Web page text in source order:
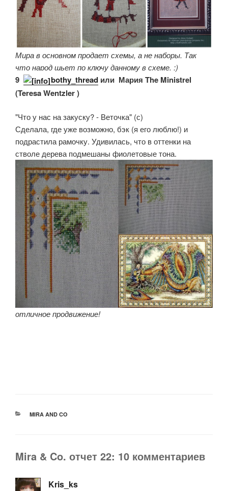
Мира в основном продает схемы, а не наборы. Так
что народ шьет по ключу данному в схеме. :)
9. bothy_thread или Мария The Ministrel
(Teresa Wentzler )
"Что у нас на закуску? - Веточка" (с)
Сделала, где уже возможно, бэк (я его люблю!) и
подрастила рамочку. Удивилась, что в оттенки на
стволе дерева подмешаны фиолетовые тона.
отличное продвижение!
РУБРИКИ
MIRA AND CO
Mira & Co. отчет 22: 10 комментариев
Kris_ks